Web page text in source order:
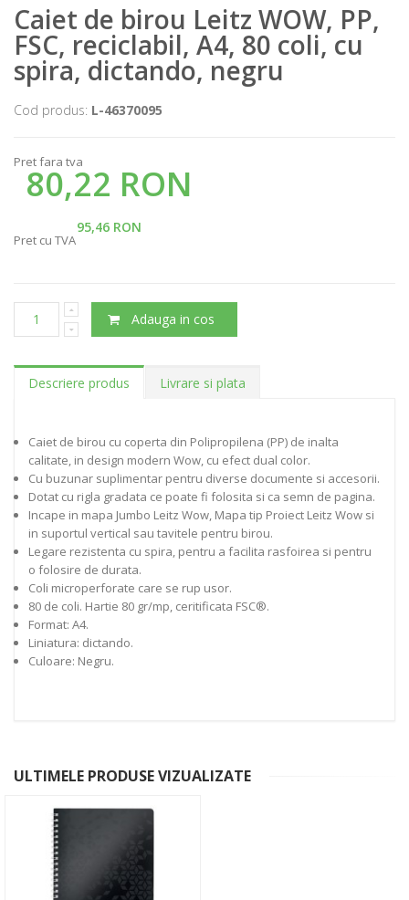
Caiet de birou Leitz WOW, PP,
FSC, reciclabil, A4, 80 coli, cu
spira, dictando, negru
Cod produs: L-46370095
Pret fara tva
80,22 RON
95,46 RON
Pret cu TVA
Adauga in cos
Descriere produs Livrare si plata
Caiet de birou cu coperta din Polipropilena (PP) de inalta
calitate, in design modern Wow, cu efect dual color.
Cu buzunar suplimentar pentru diverse documente si accesorii.
Dotat cu rigla gradata ce poate fi folosita si ca semn de pagina.
Incape in mapa Jumbo Leitz Wow, Mapa tip Proiect Leitz Wow si
in suportul vertical sau tavitele pentru birou.
Legare rezistenta cu spira, pentru a facilita rasfoirea si pentru
o folosire de durata.
Coli microperforate care se rup usor.
80 de coli. Hartie 80 gr/mp, ceritificata FSC®.
Format: A4.
Liniatura: dictando.
Culoare: Negru.
ULTIMELE PRODUSE VIZUALIZATE